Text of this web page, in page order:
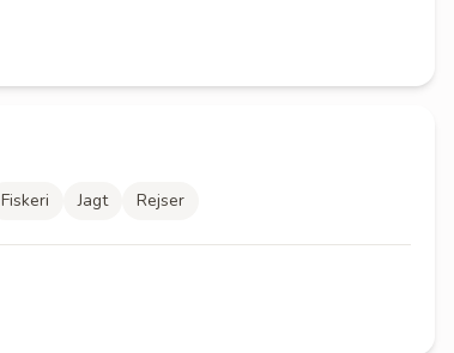
Fiskeri Jagt Rejser